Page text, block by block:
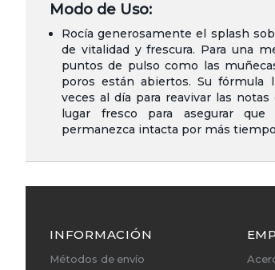
Modo de Uso:
Rocía generosamente el splash
de vitalidad y frescura. Para una
puntos de pulso como las
poros están abiertos. Su fórmula
veces al día para reavivar las
lugar fresco para asegurar
permanezca intacta por más
INFORMACIÓN
Métodos de envío